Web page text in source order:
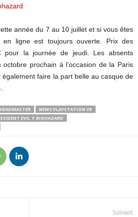
année du 7 au 10 juillet et si vous êtes
en ligne est toujours ouverte. Prix des
pour la journée de jeudi. Les absents
prochain à l’occasion de la Paris
faire la part belle au casque de
HEADMASTER
NEWS PLAYSTATION VR
EVIL 7: BIOHAZARD
Suivant